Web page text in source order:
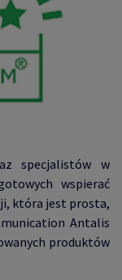
specjalistów w
wspierać
która jest prosta,
Antalis
produktów